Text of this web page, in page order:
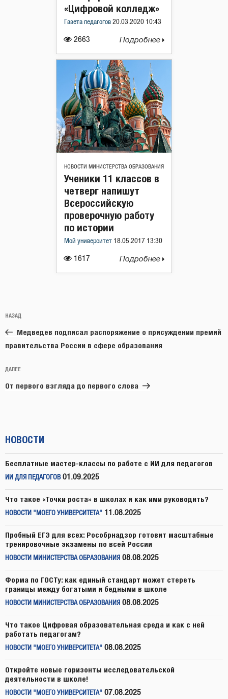
2663
«Цифровой колледж»
Газета педагогов 20.03.2020 10:43
Подробнее
НОВОСТИ МИНИСТЕРСТВА ОБРАЗОВАНИЯ
1617
Ученики 11 классов в
четверг напишут
Всероссийскую
проверочную работу
по истории
Мой университет 18.05.2017 13:30
Подробнее
по
записям
Предыдущая
запись:
НАЗАД
Медведев подписал распоряжение о присуждении премий
правительства России в сфере образования
Следующая
запись
ДАЛЕЕ
От первого взгляда до первого слова
НОВОСТИ
Бесплатные мастер-классы по работе с ИИ для педагогов
ИИ ДЛЯ ПЕДАГОГОВ 01.09.2025
Что такое «Точки роста» в школах и как ими руководить?
НОВОСТИ "МОЕГО УНИВЕРСИТЕТА" 11.08.2025
Пробный ЕГЭ для всех: Рособрнадзор готовит масштабные
тренировочные экзамены по всей России
НОВОСТИ МИНИСТЕРСТВА ОБРАЗОВАНИЯ 08.08.2025
Форма по ГОСТу: как единый стандарт может стереть
границы между богатыми и бедными в школе
НОВОСТИ МИНИСТЕРСТВА ОБРАЗОВАНИЯ 08.08.2025
Что такое Цифровая образовательная среда и как с ней
работать педагогам?
НОВОСТИ "МОЕГО УНИВЕРСИТЕТА" 08.08.2025
Откройте новые горизонты исследовательской
деятельности в школе!
НОВОСТИ "МОЕГО УНИВЕРСИТЕТА" 07.08.2025